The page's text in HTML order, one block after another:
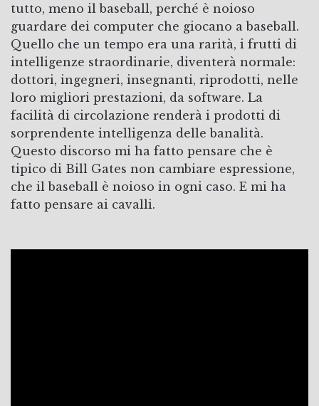
tutto, meno il baseball, perché è noioso
guardare dei computer che giocano a baseball.
Quello che un tempo era una rarità, i frutti di
intelligenze straordinarie, diventerà normale:
dottori, ingegneri, insegnanti, riprodotti, nelle
loro migliori prestazioni, da software. La
facilità di circolazione renderà i prodotti di
sorprendente intelligenza delle banalità.
Questo discorso mi ha fatto pensare che è
tipico di Bill Gates non cambiare espressione,
che il baseball è noioso in ogni caso. E mi ha
fatto pensare ai cavalli.